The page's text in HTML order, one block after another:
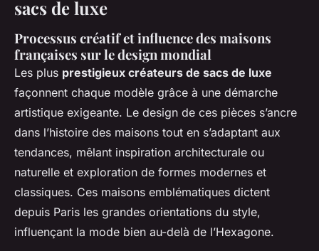
sacs de luxe
Processus créatif et influence des maisons
françaises sur le design mondial
Les plus prestigieux créateurs de sacs de luxe
façonnent chaque modèle grâce à une démarche
artistique exigeante. Le design de ces pièces s’ancre
dans l’histoire des maisons tout en s’adaptant aux
tendances, mêlant inspiration architecturale ou
naturelle et exploration de formes modernes et
classiques. Ces maisons emblématiques dictent
depuis Paris les grandes orientations du style,
influençant la mode bien au-delà de l’Hexagone.